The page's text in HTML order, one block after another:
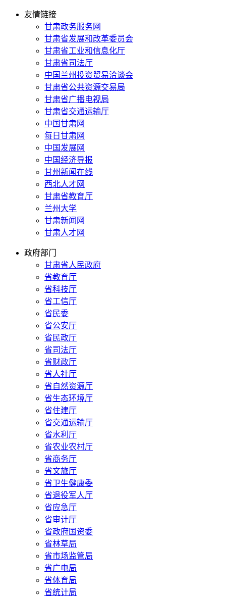
友情链接
甘肃政务服务网
甘肃省发展和改革委员会
甘肃省工业和信息化厅
甘肃省司法厅
中国兰州投资贸易洽谈会
甘肃省公共资源交易局
甘肃省广播电视局
甘肃省交通运输厅
中国甘肃网
每日甘肃网
中国发展网
中国经济导报
甘州新闻在线
西北人才网
甘肃省教育厅
兰州大学
甘肃新闻网
甘肃人才网
政府部门
甘肃省人民政府
省教育厅
省科技厅
省工信厅
省民委
省公安厅
省民政厅
省司法厅
省财政厅
省人社厅
省自然资源厅
省生态环境厅
省住建厅
省交通运输厅
省水利厅
省农业农村厅
省商务厅
省文旅厅
省卫生健康委
省退役军人厅
省应急厅
省审计厅
省政府国资委
省林草局
省市场监管局
省广电局
省体育局
省统计局